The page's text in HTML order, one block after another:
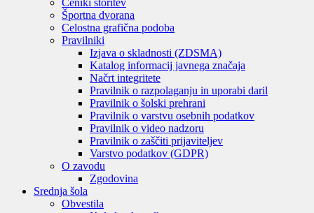
Ceniki storitev
Športna dvorana
Celostna grafična podoba
Pravilniki
Izjava o skladnosti (ZDSMA)
Katalog informacij javnega značaja
Načrt integritete
Pravilnik o razpolaganju in uporabi daril
Pravilnik o šolski prehrani
Pravilnik o varstvu osebnih podatkov
Pravilnik o video nadzoru
Pravilnik o zaščiti prijaviteljev
Varstvo podatkov (GDPR)
O zavodu
Zgodovina
Srednja šola
Obvestila